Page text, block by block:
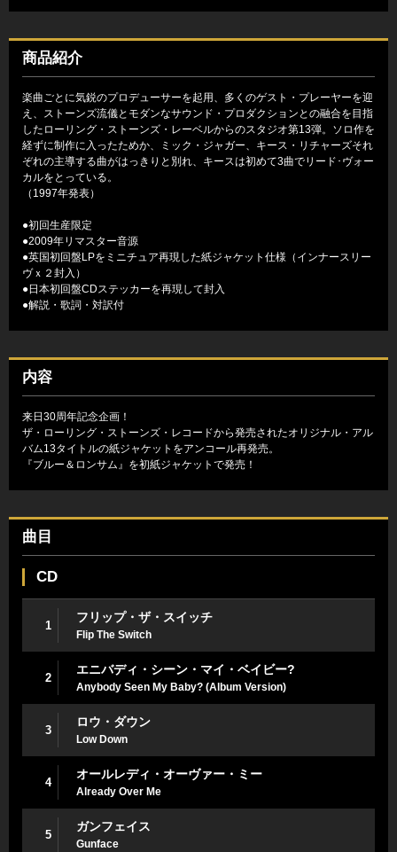
商品紹介
楽曲ごとに気鋭のプロデューサーを起用、多くのゲスト・プレーヤーを迎
え、ストーンズ流儀とモダンなサウンド・プロダクションとの融合を目指
したローリング・ストーンズ・レーベルからのスタジオ第13弾。ソロ作を
経ずに制作に入ったためか、ミック・ジャガー、キース・リチャーズそれ
ぞれの主導する曲がはっきりと別れ、キースは初めて3曲でリード･ヴォー
カルをとっている。
（1997年発表）
●初回生産限定
●2009年リマスター音源
●英国初回盤LPをミニチュア再現した紙ジャケット仕様（インナースリー
ヴｘ２封入）
●日本初回盤CDステッカーを再現して封入
●解説・歌詞・対訳付
内容
来日30周年記念企画！
ザ・ローリング・ストーンズ・レコードから発売されたオリジナル・アル
バム13タイトルの紙ジャケットをアンコール再発売。
『ブルー＆ロンサム』を初紙ジャケットで発売！
曲目
CD
1
フリップ・ザ・スイッチ
Flip The Switch
2
エニバディ・シーン・マイ・ベイビー?
Anybody Seen My Baby? (Album Version)
3
ロウ・ダウン
Low Down
4
オールレディ・オーヴァー・ミー
Already Over Me
5
ガンフェイス
Gunface